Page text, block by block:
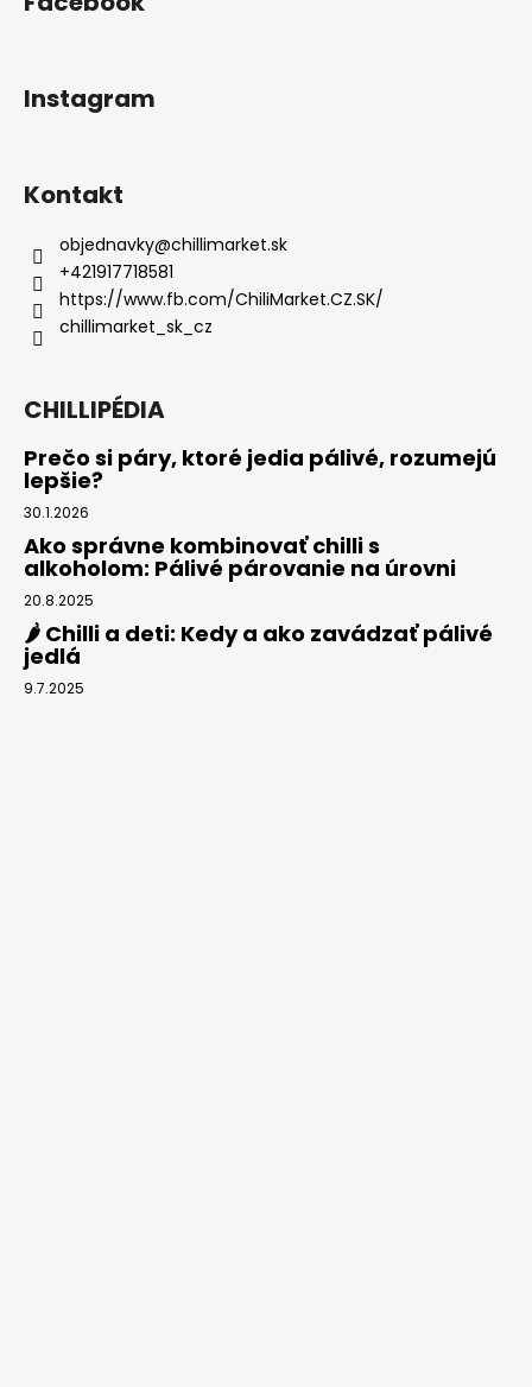
Instagram
Kontakt
objednavky@chillimarket.sk
+421917718581
https://www.fb.com/ChiliMarket.CZ.SK/
chillimarket_sk_cz
CHILLIPÉDIA
Prečo si páry, ktoré jedia pálivé, rozumejú
lepšie?
30.1.2026
Ako správne kombinovať chilli s
alkoholom: Pálivé párovanie na úrovni
20.8.2025
🌶️ Chilli a deti: Kedy a ako zavádzať pálivé
jedlá
9.7.2025